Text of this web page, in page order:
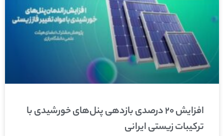
افزایش ۲۰ درصدی بازدهی پنل‌های خورشیدی با
ترکیبات زیستی ایرانی